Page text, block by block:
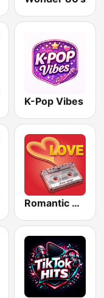
K-Pop Vibes
Romantic Vibes